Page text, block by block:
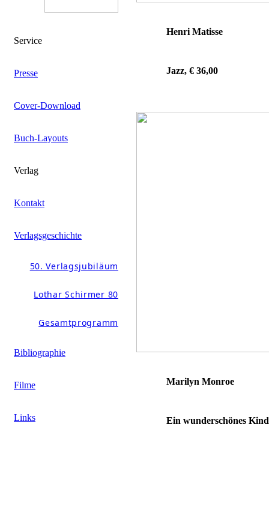
Service
Presse
Cover-Download
Buch-Layouts
Verlag
Kontakt
Verlagsgeschichte
50. Verlagsjubiläum
Lothar Schirmer 80
Gesamtprogramm
Bibliographie
Filme
Links
Henri Matisse
Jazz, € 36,00
Marilyn Monroe
Ein wunderschönes